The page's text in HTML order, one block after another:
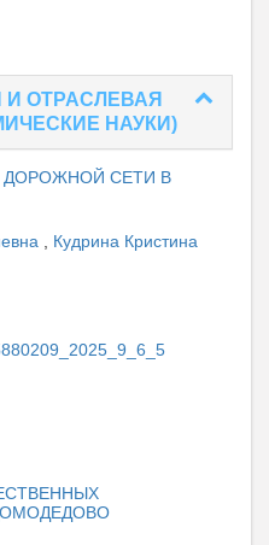
И ОТРАСЛЕВАЯ
НАУКИ)
ДОРОЖНОЙ СЕТИ В
Кудрина Кристина